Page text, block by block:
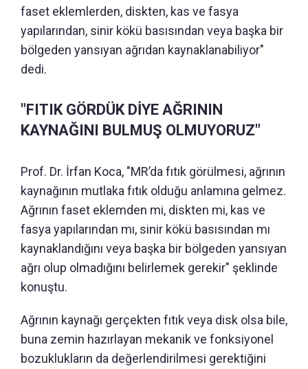
faset eklemlerden, diskten, kas ve fasya
yapılarından, sinir kökü basısından veya başka bir
bölgeden yansıyan ağrıdan kaynaklanabiliyor"
dedi.
"FITIK GÖRDÜK DİYE AĞRININ
KAYNAĞINI BULMUŞ OLMUYORUZ"
Prof. Dr. İrfan Koca, "MR’da fıtık görülmesi, ağrının
kaynağının mutlaka fıtık olduğu anlamına gelmez.
Ağrının faset eklemden mi, diskten mi, kas ve
fasya yapılarından mı, sinir kökü basısından mı
kaynaklandığını veya başka bir bölgeden yansıyan
ağrı olup olmadığını belirlemek gerekir" şeklinde
konuştu.
Ağrının kaynağı gerçekten fıtık veya disk olsa bile,
buna zemin hazırlayan mekanik ve fonksiyonel
bozuklukların da değerlendirilmesi gerektiğini